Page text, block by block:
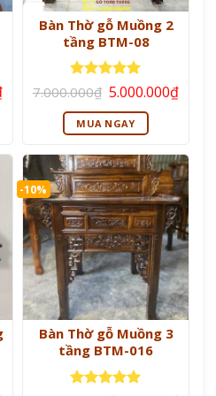
Giá
Bàn Thờ gỗ Muồng 2
tầng BTM-08
Được xếp
hạng
sao
7.000.000₫ Giá
gốc
là:
7.000.000₫.
5.000.000₫Giá
MUA NGAY
-10%
Bàn Thờ gỗ Muồng 3
tầng BTM-016